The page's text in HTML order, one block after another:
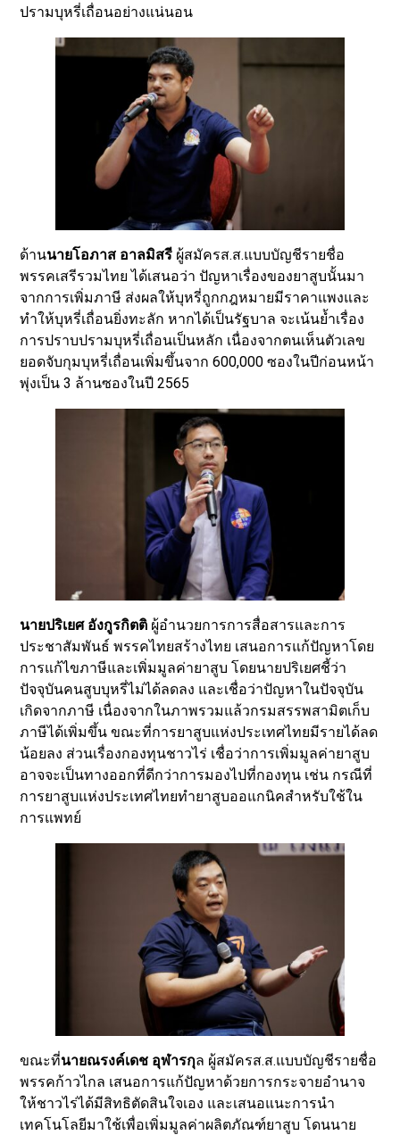
ปรามบุหรี่เถื่อนอย่างแน่นอน
​ด้านนายโอภาส อาลมิสรี ผู้สมัครส.ส.แบบบัญชีรายชื่อ
พรรคเสรีรวมไทย ได้เสนอว่า ปัญหาเรื่องของยาสูบนั้นมา
จากการเพิ่มภาษี ส่งผลให้บุหรี่ถูกกฎหมายมีราคาแพงและ
ทำให้บุหรี่เถื่อนยิ่งทะลัก หากได้เป็นรัฐบาล จะเน้นย้ำเรื่อง
การปราบปรามบุหรี่เถื่อนเป็นหลัก เนื่องจากตนเห็นตัวเลข
ยอดจับกุมบุหรี่เถื่อนเพิ่มขึ้นจาก 600,000 ซองในปีก่อนหน้า
พุ่งเป็น 3 ล้านซองในปี 2565
นายปริเยศ อังกูรกิตติ ผู้อำนวยการการสื่อสารและการ
ประชาสัมพันธ์ พรรคไทยสร้างไทย เสนอการแก้ปัญหาโดย
การแก้ไขภาษีและเพิ่มมูลค่ายาสูบ โดยนายปริเยศชี้ว่า
ปัจจุบันคนสูบบุหรี่ไม่ได้ลดลง และเชื่อว่าปัญหาในปัจจุบัน
เกิดจากภาษี เนื่องจากในภาพรวมแล้วกรมสรรพสามิตเก็บ
ภาษีได้เพิ่มขึ้น ขณะที่การยาสูบแห่งประเทศไทยมีรายได้ลด
น้อยลง ส่วนเรื่องกองทุนชาวไร่ เชื่อว่าการเพิ่มมูลค่ายาสูบ
อาจจะเป็นทางออกที่ดีกว่าการมองไปที่กองทุน เช่น กรณีที่
การยาสูบแห่งประเทศไทยทำยาสูบออแกนิคสำหรับใช้ใน
การแพทย์
ขณะที่นายณรงค์เดช อุฬารกุล ผู้สมัครส.ส.แบบบัญชีรายชื่อ
พรรคก้าวไกล เสนอการแก้ปัญหาด้วยการกระจายอำนาจ
ให้ชาวไร่ได้มีสิทธิตัดสินใจเอง และเสนอแนะการนำ
เทคโนโลยีมาใช้เพื่อเพิ่มมูลค่าผลิตภัณฑ์ยาสูบ โดนนาย